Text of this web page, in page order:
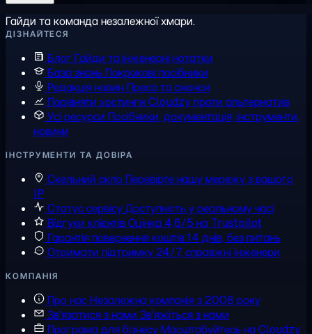
Гайди та команда незалежної хмари.
ДІЗНАЙТЕСЯ
Блог Гайди та інженерні нотатки
База знань Покрокові посібники
Редакція новин Преса та анонси
Порівняти хостинги Cloudzy проти альтернатив
Усі ресурси Посібники, документація, інструменти,
новини
ІНСТРУМЕНТИ ТА ДОВІРА
Скельний скло Перевірте нашу мережу з вашого
IP
Статус сервісуДоступність у реальному часі
Відгуки клієнтівОцінка 4,6/5 на Trustpilot
Гарантія повернення коштів14 днів, без питань
Отримати підтримку 24/7, справжні інженери
КОМПАНІЯ
Про насНезалежна компанія з 2008 року
Зв'язатися з нами Зв'яжіться з нами
Програма для бізнесуМасштабуйтесь на Cloudzy